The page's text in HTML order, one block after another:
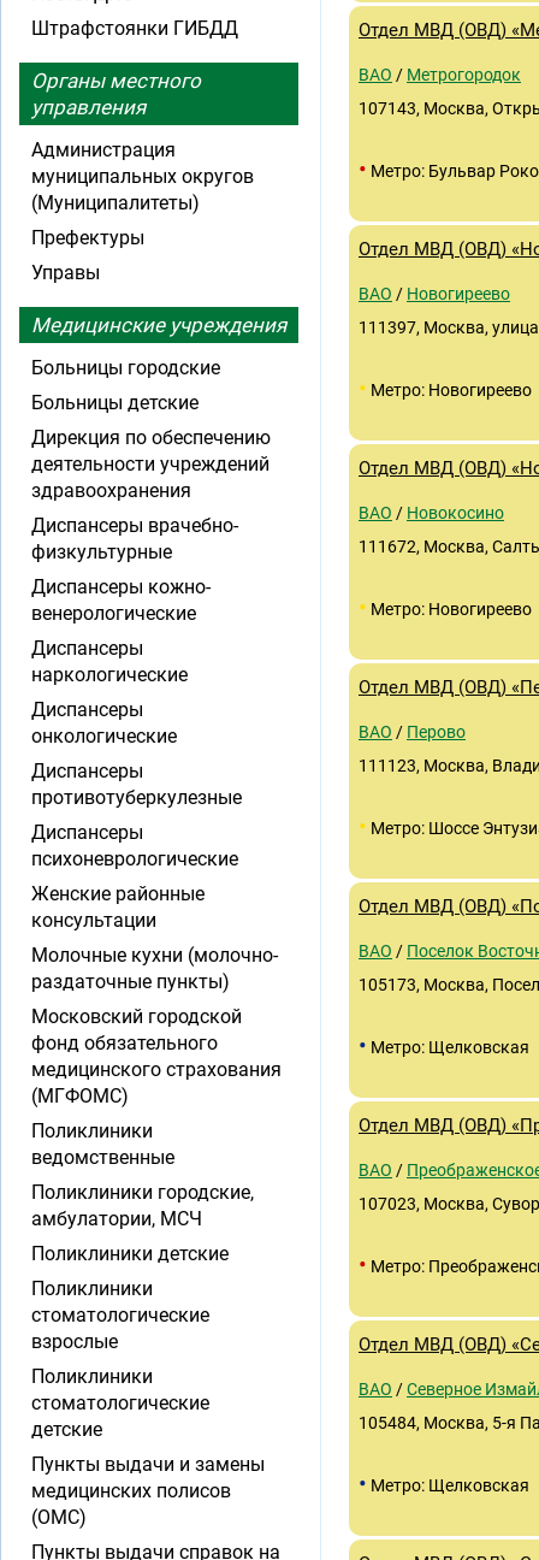
Отдел МВД (ОВД)
ВАО / Метрогородок
107143, Москва,
• Метро: Бульвар
Отдел МВД (ОВД)
ВАО / Новогиреево
111397, Москва,
• Метро: Новогиреево
Отдел МВД (ОВД)
ВАО / Новокосино
111672, Москва,
• Метро: Новогиреево
Отдел МВД (ОВД)
ВАО / Перово
111123, Москва,
• Метро: Шоссе
Отдел МВД (ОВД)
ВАО / Поселок
105173, Москва,
• Метро: Щелковская
Отдел МВД (ОВД)
ВАО /
107023, Москва,
• Метро:
Отдел МВД (ОВД)
ВАО /Северное
105484, Москва, 5-я
• Метро: Щелковская
Штрафстоянки ГИБДД
Органы местного
управления
Администрация
муниципальных округов
(Муниципалитеты)
Префектуры
Управы
Медицинские учреждения
Больницы городские
Больницы детские
Дирекция по обеспечению
деятельности учреждений
здравоохранения
Диспансеры врачебно-
физкультурные
Диспансеры кожно-
венерологические
Диспансеры
наркологические
Диспансеры
онкологические
Диспансеры
противотуберкулезные
Диспансеры
психоневрологические
Женские районные
консультации
Молочные кухни (молочно-
раздаточные пункты)
Московский городской
фонд обязательного
медицинского страхования
(МГФОМС)
Поликлиники
ведомственные
Поликлиники городские,
амбулатории, МСЧ
Поликлиники детские
Поликлиники
стоматологические
взрослые
Поликлиники
стоматологические
детские
Пункты выдачи и замены
медицинских полисов
(ОМС)
Пункты выдачи справок на